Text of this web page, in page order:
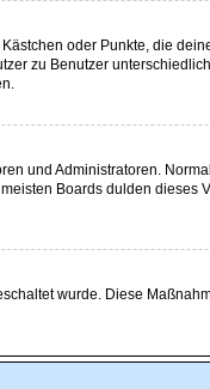
oder Punkte, die
zu Benutzer
und Administratoren.
Boards dulden dieses
wurde. Diese